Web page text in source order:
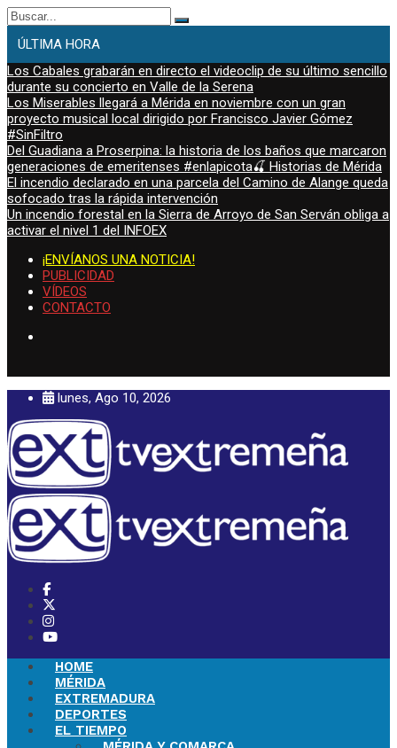
Buscar:
ÚLTIMA HORA
Los Cabales grabarán en directo el videoclip de su último sencillo
durante su concierto en Valle de la Serena
Los Miserables llegará a Mérida en noviembre con un gran
proyecto musical local dirigido por Francisco Javier Gómez
#SinFiltro
Del Guadiana a Proserpina: la historia de los baños que marcaron
generaciones de emeritenses #enlapicota🍒 Historias de Mérida
El incendio declarado en una parcela del Camino de Alange queda
sofocado tras la rápida intervención
Un incendio forestal en la Sierra de Arroyo de San Serván obliga a
activar el nivel 1 del INFOEX
¡ENVÍANOS UNA NOTICIA!
PUBLICIDAD
VÍDEOS
CONTACTO
lunes, Ago 10, 2026
HOME
MÉRIDA
EXTREMADURA
DEPORTES
EL TIEMPO